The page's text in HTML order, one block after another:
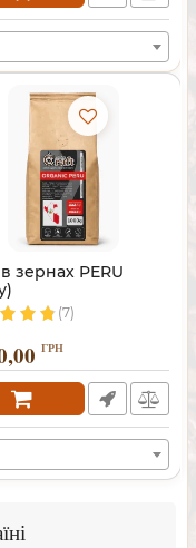
зернах PERU
(7)
ГРН